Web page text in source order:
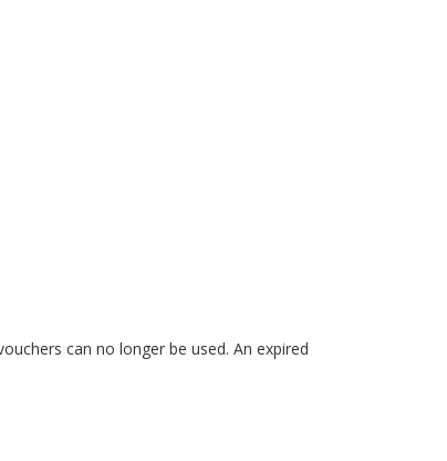
can no longer be used. An expired